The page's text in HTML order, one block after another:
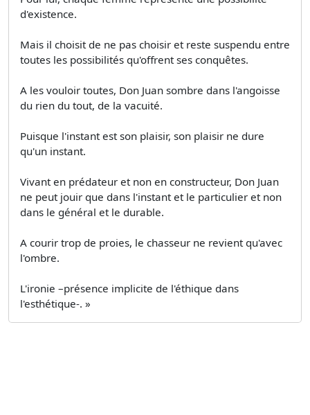
d'existence.
Mais il choisit de ne pas choisir et reste suspendu entre
toutes les possibilités qu'offrent ses conquêtes.
A les vouloir toutes, Don Juan sombre dans l'angoisse
du rien du tout, de la vacuité.
Puisque l'instant est son plaisir, son plaisir ne dure
qu'un instant.
Vivant en prédateur et non en constructeur, Don Juan
ne peut jouir que dans l'instant et le particulier et non
dans le général et le durable.
A courir trop de proies, le chasseur ne revient qu'avec
l'ombre.
L'ironie –présence implicite de l'éthique dans
l'esthétique-. »